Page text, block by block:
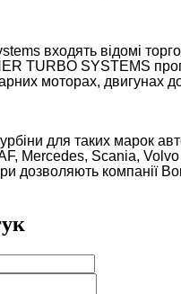
входять відомі
TURBO SYSTEMS
моторах, двигунах
для таких марок
Mercedes, Scania,
дозволяють компанії